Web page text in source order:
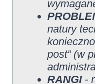
natury
post” (w
RANGI-